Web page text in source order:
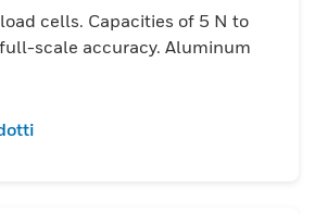
cells. Capacities of 5 N to
scale accuracy. Aluminum